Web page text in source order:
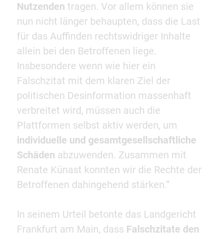
Nutzenden tragen. Vor allem können sie
nun nicht länger behaupten, dass die Last
für das Auffinden rechtswidriger Inhalte
allein bei den Betroffenen liege.
Insbesondere wenn wie hier ein
Falschzitat mit dem klaren Ziel der
politischen Desinformation massenhaft
verbreitet wird, müssen auch die
Plattformen selbst aktiv werden, um
individuelle und gesamtgesellschaftliche
Schäden abzuwenden. Zusammen mit
Renate Künast konnten wir die Rechte der
Betroffenen dahingehend stärken.”
In seinem Urteil betonte das Landgericht
Frankfurt am Main, dass Falschzitate den